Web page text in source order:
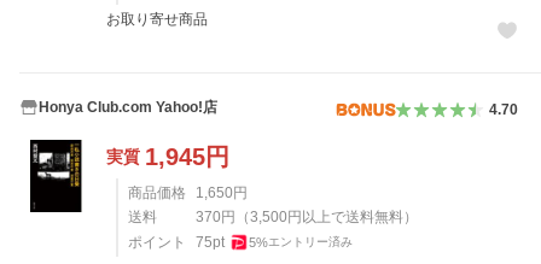
お取り寄せ商品
Honya Club.com Yahoo!店 4.70
実質 1,945円
商品価格 1,650 円
送料
370 円 （3,500 円以上で送料無料）
ポイント
75pt 5%エントリー済み